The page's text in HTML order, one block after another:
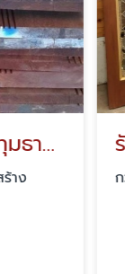
ร้านขายไม้แปรรูป ปทุมธานี นนทบุรี
าง